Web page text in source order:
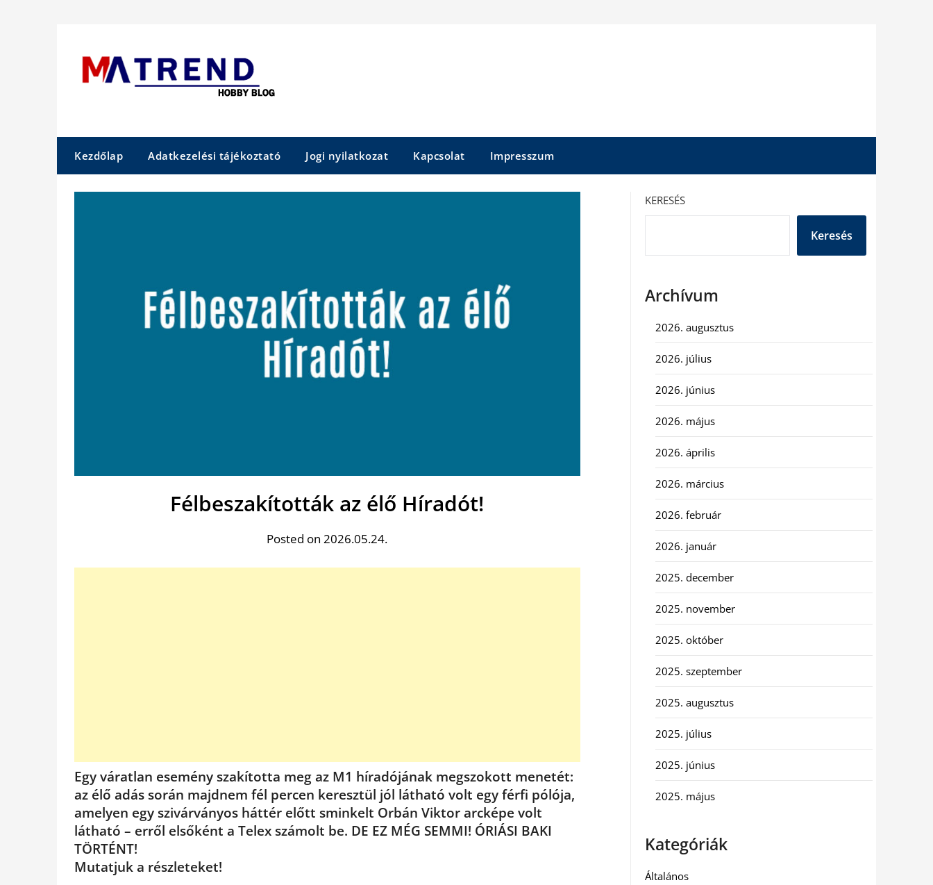
Kezdőlap Adatkezelési tájékoztató Jogi nyilatkozat Kapcsolat Impresszum
Félbeszakították az élő Híradót!
Posted on 2026.05.24.
Egy váratlan esemény szakította meg az M1 híradójának megszokott menetét:
az élő adás során majdnem fél percen keresztül jól látható volt egy férfi pólója,
amelyen egy szivárványos háttér előtt sminkelt Orbán Viktor arcképe volt
látható – erről elsőként a Telex számolt be. DE EZ MÉG SEMMI! ÓRIÁSI BAKI
TÖRTÉNT!
Mutatjuk a részleteket!
KERESÉS
Keresés
Archívum
2026. augusztus
2026. július
2026. június
2026. május
2026. április
2026. március
2026. február
2026. január
2025. december
2025. november
2025. október
2025. szeptember
2025. augusztus
2025. július
2025. június
2025. május
Kategóriák
Általános